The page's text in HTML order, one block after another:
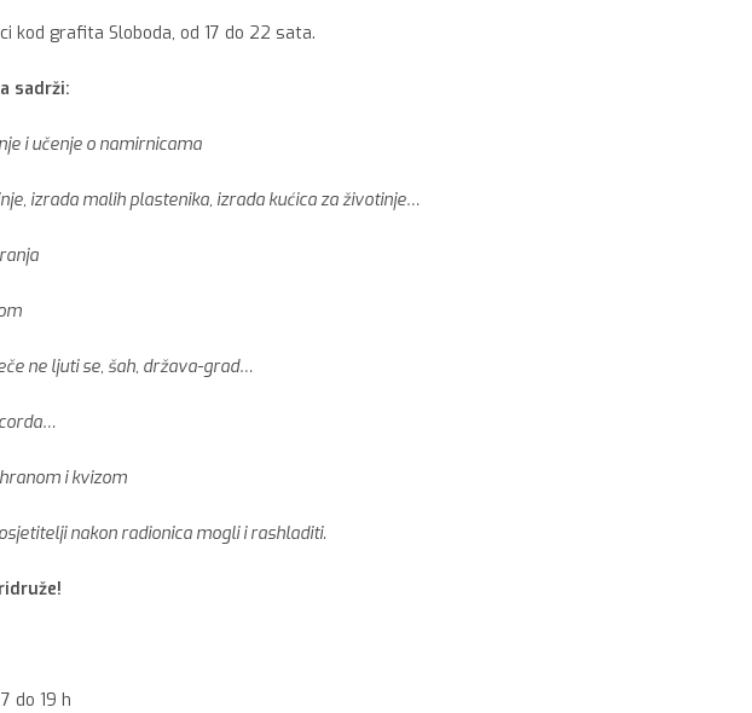
kod grafita Sloboda, od 17 do 22 sata.
sadrži:
i učenje o namirnicama
izrada malih plastenika, izrada kućica za životinje…
ne ljuti se, šah, država-grad…
i kvizom
nakon radionica mogli i rashladiti.
do 19 h